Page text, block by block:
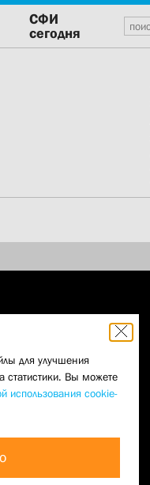
СФИ
сегодня
для улучшения
статистики. Вы можете
использования cookie-